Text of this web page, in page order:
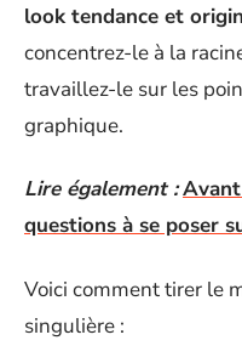
look tendance et
concentrez-le à la
travaillez-le sur les
graphique.
Lire également :
questions à se poser
Voici comment tirer le
singulière :